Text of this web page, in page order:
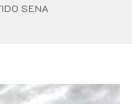
SENA